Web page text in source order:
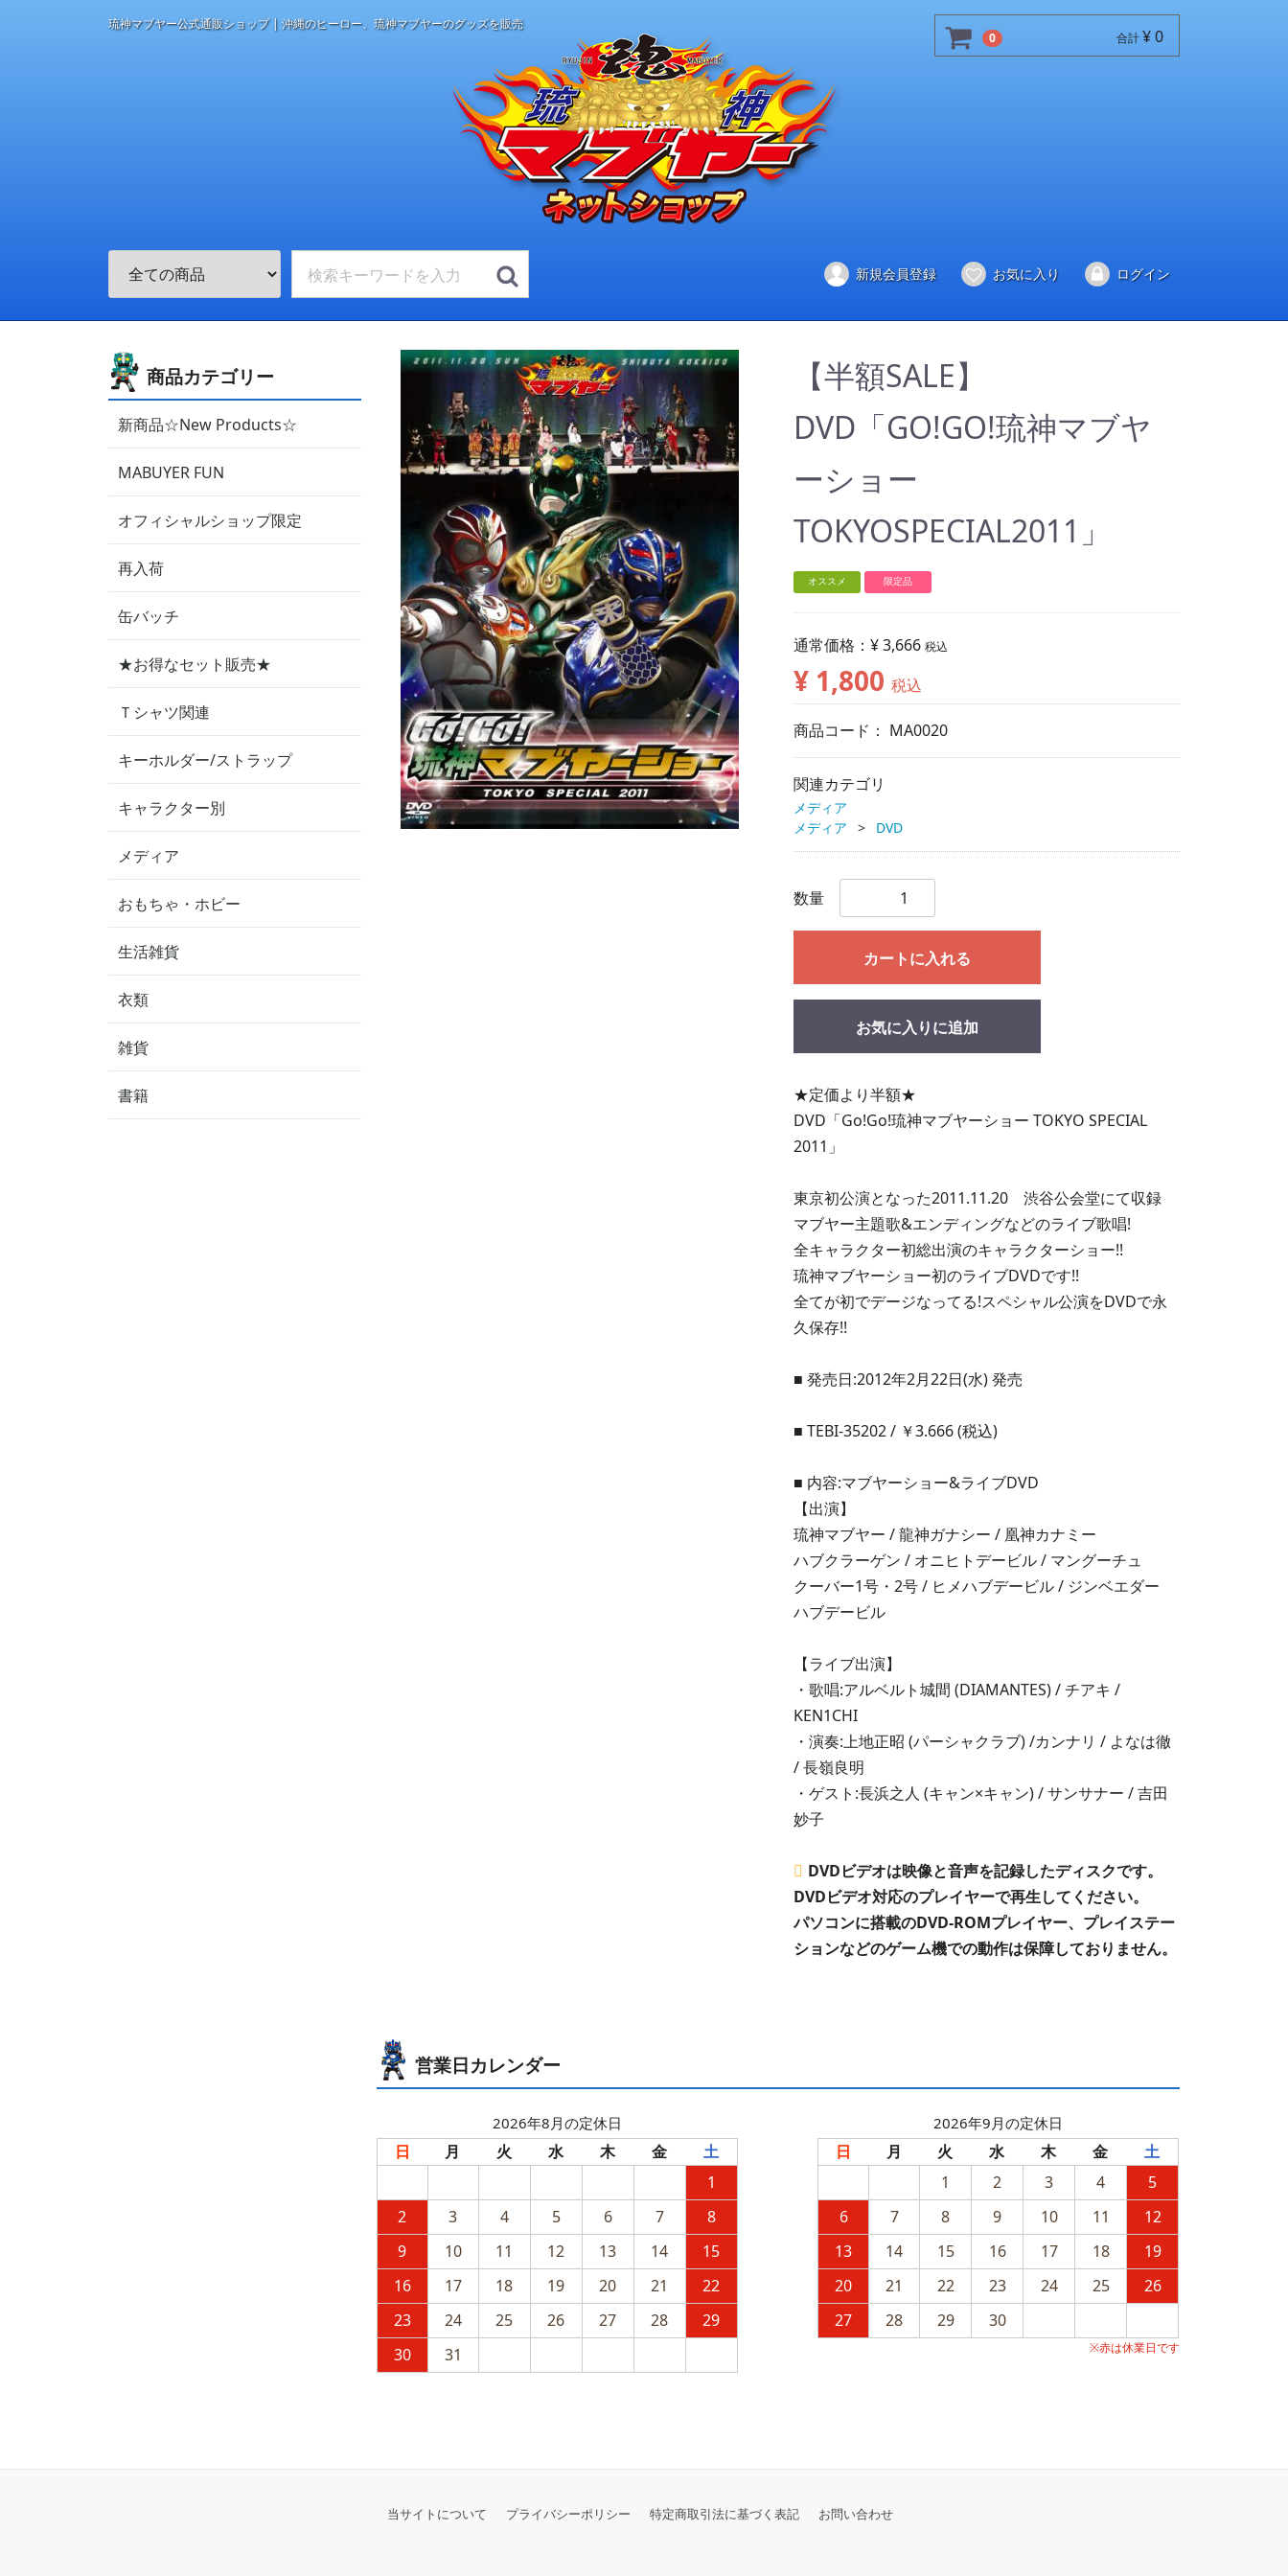
琉神マブヤー公式通販ショップ | 沖縄のヒーロー、琉神マブヤーのグッズを販売
0
合計¥ 0
新規会員登録 お気に入り ログイン
商品カテゴリー
新商品☆New Products☆
MABUYER FUN
オフィシャルショップ限定
再入荷
缶バッチ
★お得なセット販売★
Ｔシャツ関連
キーホルダー/ストラップ
キャラクター別
メディア
おもちゃ・ホビー
生活雑貨
衣類
雑貨
書籍
【半額SALE】
DVD「GO!GO!琉神マブヤ
ーショー
TOKYOSPECIAL2011」
オススメ 限定品
通常価格： ¥ 3,666 税込
¥ 1,800 税込
商品コード： MA0020
関連カテゴリ
メディア
メディア
DVD
数量
カートに入れる
お気に入りに追加
★定価より半額★
DVD「Go!Go!琉神マブヤーショー TOKYO SPECIAL
2011」
東京初公演となった2011.11.20 渋谷公会堂にて収録
マブヤー主題歌&エンディングなどのライブ歌唱!
全キャラクター初総出演のキャラクターショー!!
琉神マブヤーショー初のライブDVDです!!
全てが初でデージなってる!スペシャル公演をDVDで永
久保存!!
■ 発売日:2012年2月22日(水) 発売
■ TEBI-35202 / ￥3.666 (税込)
■ 内容:マブヤーショー&ライブDVD
【出演】
琉神マブヤー / 龍神ガナシー / 凰神カナミー
ハブクラーゲン / オニヒトデービル / マングーチュ
クーバー1号・2号 / ヒメハブデービル / ジンベエダー
ハブデービル
【ライブ出演】
・歌唱:アルベルト城間 (DIAMANTES) / チアキ /
KEN1CHI
・演奏:上地正昭 (パーシャクラブ) /カンナリ / よなは徹
/ 長嶺良明
・ゲスト:長浜之人 (キャン×キャン) / サンサナー / 吉田
妙子
DVDビデオは映像と音声を記録したディスクです。
DVDビデオ対応のプレイヤーで再生してください。
パソコンに搭載のDVD-ROMプレイヤー、プレイステー
ションなどのゲーム機での動作は保障しておりません。
営業日カレンダー
2026年8月の定休日
日 月 火 水 木 金
土
1
2
3 4 5 6 7
8
9
10 11 12 13 14
15
16
17 18 19 20 21
22
23
24 25 26 27 28
29
30
31
2026年9月の定休日
日 月 火 水 木 金
土
1
2 3 4
5
6
7 8 9 10 11
12
13
14 15 16 17 18
19
20
21 22 23 24 25
26
27
28 29 30
※赤は休業日です
当サイトについて プライバシーポリシー 特定商取引法に基づく表記 お問い合わせ